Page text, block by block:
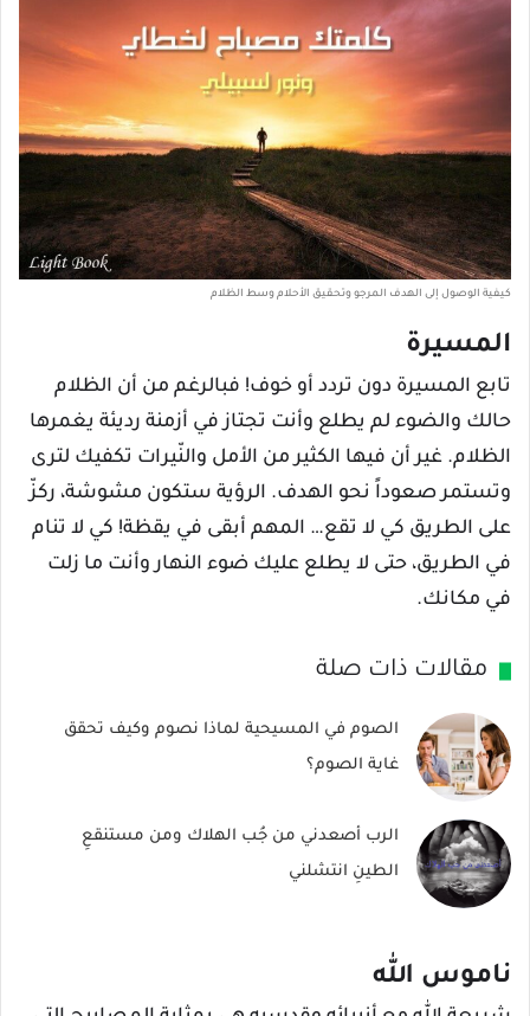
كيفية الوصول إلى الهدف المرجو وتحقيق الأحلام وسط الظلام
المسيرة
تابع المسيرة دون تردد أو خوف! فبالرغم من أن الظلام
حالك والضوء لم يطلع وأنت تجتاز في أزمنة رديئة يغمرها
الظلام. غير أن فيها الكثير من الأمل والنّيرات تكفيك لترى
وتستمر صعوداً نحو الهدف. الرؤية ستكون مشوشة، ركزّ
على الطريق كي لا تقع… المهم أبقى في يقظة! كي لا تنام
في الطريق، حتى لا يطلع عليك ضوء النهار وأنت ما زلت
في مكانك.
مقالات ذات صلة
الصوم في المسيحية لماذا نصوم وكيف تحقق
غاية الصوم؟
الرب أصعدني من جُب الهلاك ومن مستنقعِ
الطينِ انتشلني
ناموس الله